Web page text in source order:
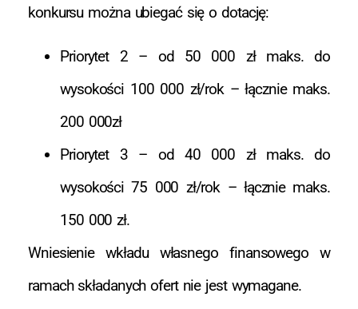
konkursu można ubiegać się o dotację:
Priorytet 2 – od 50 000 zł maks. do
wysokości 100 000 zł/rok – łącznie maks.
200 000zł
Priorytet 3 – od 40 000 zł maks. do
wysokości 75 000 zł/rok – łącznie maks.
150 000 zł.
Wniesienie wkładu własnego finansowego w
ramach składanych ofert nie jest wymagane.